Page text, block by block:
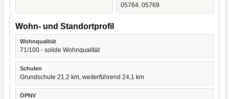
05764, 05769
Wohn- und Standortprofil
Wohnqualität
71/100 - solide Wohnqualität
Schulen
Grundschule 21,2 km, weiterführend 24,1 km
ÖPNV